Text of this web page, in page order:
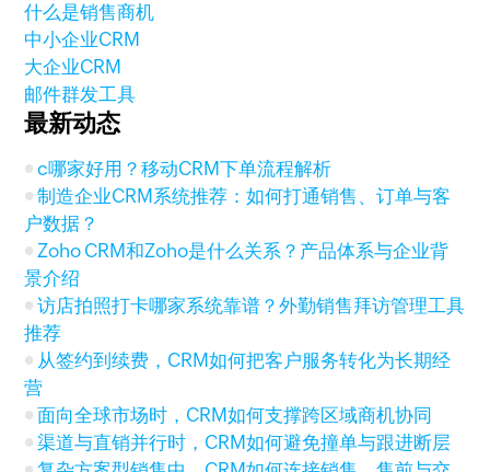
什么是销售商机
中小企业CRM
大企业CRM
邮件群发工具
最新动态
c哪家好用？移动CRM下单流程解析
制造企业CRM系统推荐：如何打通销售、订单与客
户数据？
Zoho CRM和Zoho是什么关系？产品体系与企业背
景介绍
访店拍照打卡哪家系统靠谱？外勤销售拜访管理工具
推荐
从签约到续费，CRM如何把客户服务转化为长期经
营
面向全球市场时，CRM如何支撑跨区域商机协同
渠道与直销并行时，CRM如何避免撞单与跟进断层